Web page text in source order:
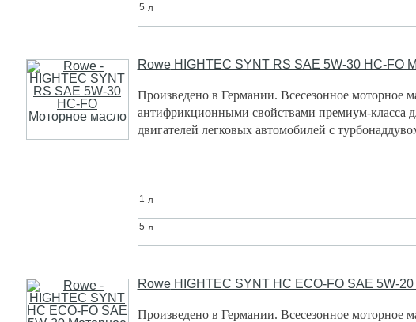
5 л
RoweHIGHTEC SYNT RS SAE 5W-30 HC-FO
Произведено в Германии. Всесезонное моторное
антифрикционными свойствами премиум-класса
двигателей легковых автомобилей с
1 л
5 л
RoweHIGHTEC SYNT HC ECO-FO SAE 5W-
Произведено в Германии. Всесезонное моторное